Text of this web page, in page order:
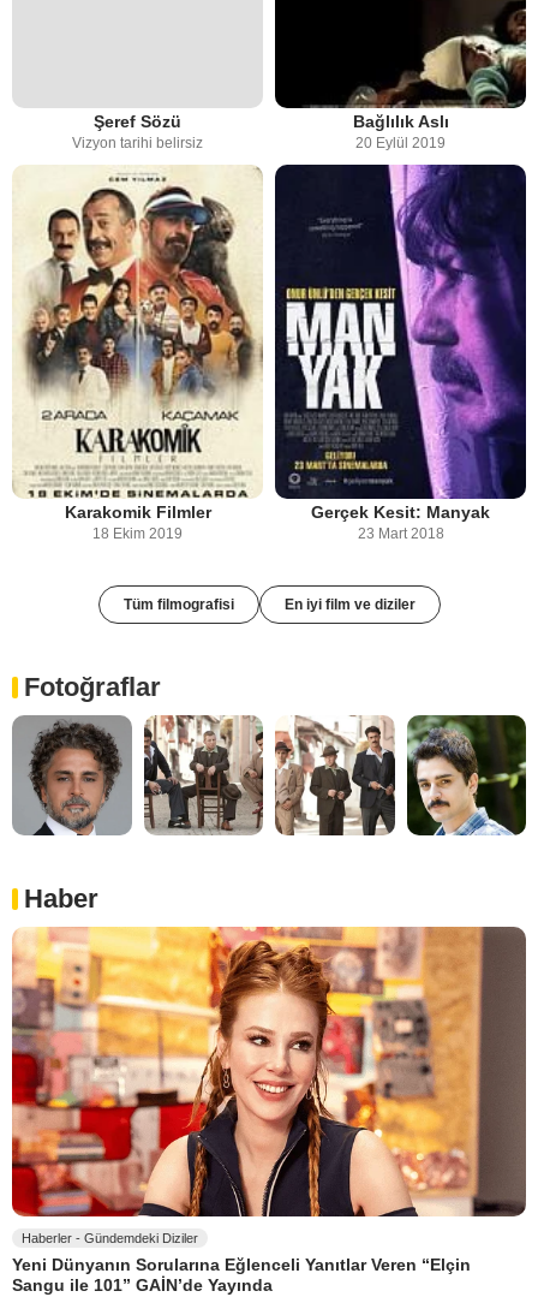
Şeref Sözü
Vizyon tarihi belirsiz
Bağlılık Aslı
20 Eylül 2019
Karakomik Filmler
18 Ekim 2019
Gerçek Kesit: Manyak
23 Mart 2018
Tüm filmografisi En iyi film ve diziler
Fotoğraflar
Haber
Haberler - Gündemdeki Diziler
Yeni Dünyanın Sorularına Eğlenceli Yanıtlar Veren “Elçin
Sangu ile 101” GAİN’de Yayında